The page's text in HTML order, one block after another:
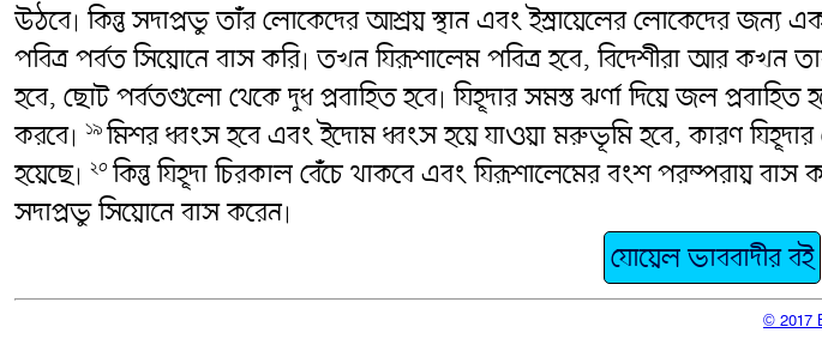
উঠবে৷ কিন্তু সদাপ্রভু তাঁর লোকেদের আশ্রয় স্থান এবং ইস্রায়েলের লোকেদের জন্য
পবিত্র পর্বত সিয়োনে বাস করি৷ তখন যিরূশালেম পবিত্র হবে, বিদেশীরা আর কখন তার
হবে, ছোট পর্বতগুলো থেকে দুধ প্রবাহিত হবে৷ যিহূদার সমস্ত ঝর্ণা দিয়ে জল
করবে৷ ১৯মিশর ধ্বংস হবে এবং ইদোম ধ্বংস হয়ে যাওয়া মরুভূমি হবে, কারণ
হয়েছে৷ ২০কিন্তু যিহূদা চিরকাল বেঁচে থাকবে এবং যিরূশালেমের বংশ পরম্পরায় বাস
সদাপ্রভু সিয়োনে বাস করেন৷
যোয়েল ভাববাদীর বই
© 2017